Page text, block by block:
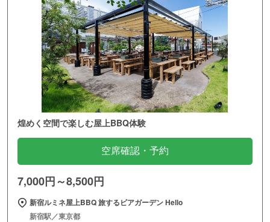
煌めく空間で楽しむ屋上BBQ体験
空席確認・予約
7,000円～8,500円
新宿ルミネ屋上BBQ 旅するビアガーデン Hello
新宿駅／東京都